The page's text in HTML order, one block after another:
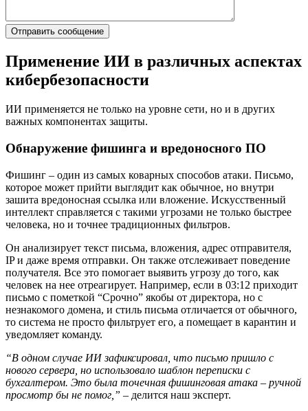
Применение ИИ в различных аспектах
кибербезопасности
ИИ применяется не только на уровне сети, но и в других
важных компонентах защиты.
Обнаружение фишинга и вредоносного ПО
Фишинг – один из самых коварных способов атаки. Письмо,
которое может прийти выглядит как обычное, но внутри
зашита вредоносная ссылка или вложение. Искусственный
интеллект справляется с такими угрозами не только быстрее
человека, но и точнее традиционных фильтров.
Он анализирует текст письма, вложения, адрес отправителя,
IP и даже время отправки. Он также отслеживает поведение
получателя. Все это помогает выявить угрозу до того, как
человек на нее отреагирует. Например, если в 03:12 приходит
письмо с пометкой “Срочно” якобы от директора, но с
незнакомого домена, и стиль письма отличается от обычного,
то система не просто фильтрует его, а помещает в карантин и
уведомляет команду.
“В одном случае ИИ зафиксировал, что письмо пришло с
нового сервера, но использовало шаблон переписки с
бухгалтером. Это была точечная фишинговая атака – ручной
просмотр бы не помог,” – делится наш эксперт.